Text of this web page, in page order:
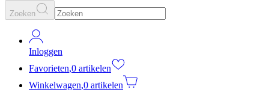
Zoeken
Inloggen
Favorieten,0 artikelen
Winkelwagen,0 artikelen